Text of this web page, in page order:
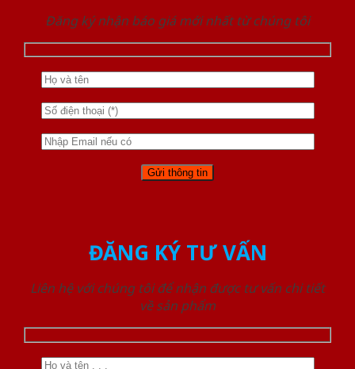
Đăng ký nhận báo giá mới nhất từ chúng tôi
ĐĂNG KÝ TƯ VẤN
Liên hệ với chúng tôi để nhận được tư vấn chi tiết
về sản phẩm